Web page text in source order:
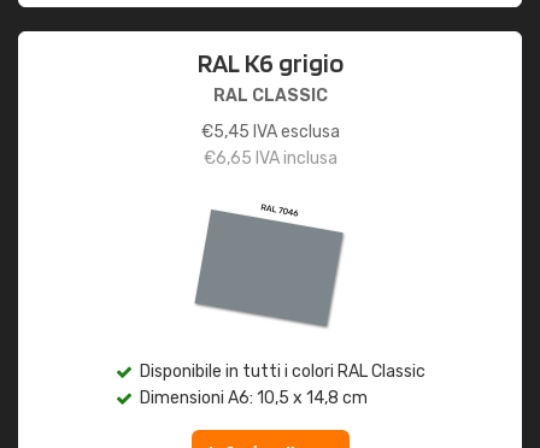
RAL K6 grigio
RAL CLASSIC
€5,45 IVA esclusa
€6,65 IVA inclusa
Disponibile in tutti i colori RAL Classic
Dimensioni A6: 10,5 x 14,8 cm